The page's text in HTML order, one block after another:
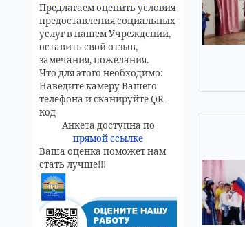
Предлагаем оценить условия
предоставления социальных
услуг в нашем Учреждении,
оставить свой отзыв,
замечания, пожелания.
Что для этого необходимо:
Наведите камеру Вашего
телефона и сканируйте QR-
код
Анкета доступна по
прямой ссылке
Ваша оценка поможет нам
стать лучше!!!